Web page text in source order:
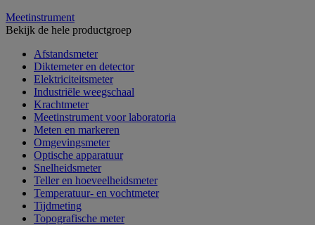
Meetinstrument
Bekijk de hele productgroep
Afstandsmeter
Diktemeter en detector
Elektriciteitsmeter
Industriële weegschaal
Krachtmeter
Meetinstrument voor laboratoria
Meten en markeren
Omgevingsmeter
Optische apparatuur
Snelheidsmeter
Teller en hoeveelheidsmeter
Temperatuur- en vochtmeter
Tijdmeting
Topografische meter